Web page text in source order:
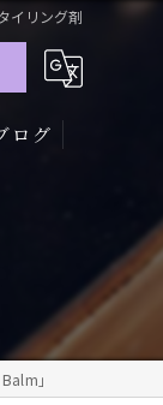
イリング剤
ログ
」